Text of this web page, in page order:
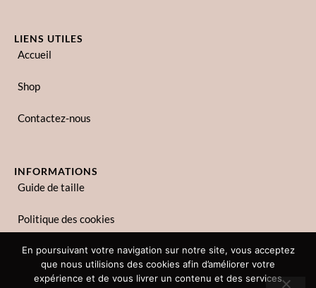
LIENS UTILES
Accueil
Shop
Contactez-nous
INFORMATIONS
Guide de taille
Politique des cookies
Politique de confidentialité
En poursuivant votre navigation sur notre site, vous acceptez
que nous utilisions des cookies afin d’améliorer votre
expérience et de vous livrer un contenu et des services